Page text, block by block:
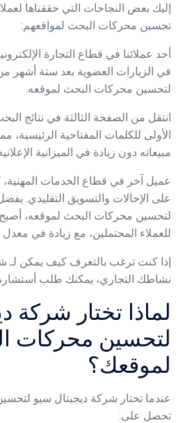
إليك بعض النجاحات التي حققناها
تحسين محركات البحث لمواقعهم:
في الزيارات العضوية بعد ستة أشهر من
لتحسين محركات البحث لموقعه.
انتقل من الصفحة الثالثة في نتائج
الأولى للكلمات المفتاحية
مبيعاته دون زيادة في الميزانية
عميل آخر في قطاع الخدمات
على الإحالات والتسويق التقليدي. بفضل
لتحسين محركات البحث لموقعه، أصبح
للعملاء المحتملين، مع زيادة في معدل
إذا كنت ترغب بالتعرف كيف يمكن لـ
نشاطك التجاري، يمكنك طلب
لماذا تختار شركة
لتحسين محركات
لموقعك؟
عندما تختار شركة ديجيتال سيو
تحصل على: